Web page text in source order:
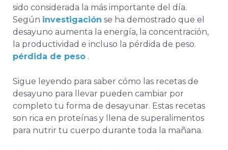
sido considerada la más importante del día.
Según investigación se ha demostrado que el
desayuno aumenta la energía, la concentración,
la productividad e incluso la pérdida de peso.
pérdida de peso .
Sigue leyendo para saber cómo las recetas de
desayuno para llevar pueden cambiar por
completo tu forma de desayunar. Estas recetas
son rica en proteínas y llena de superalimentos
para nutrir tu cuerpo durante toda la mañana.